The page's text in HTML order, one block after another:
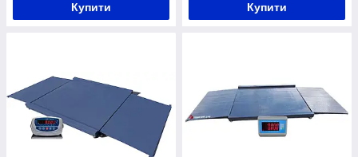
Купити Купити